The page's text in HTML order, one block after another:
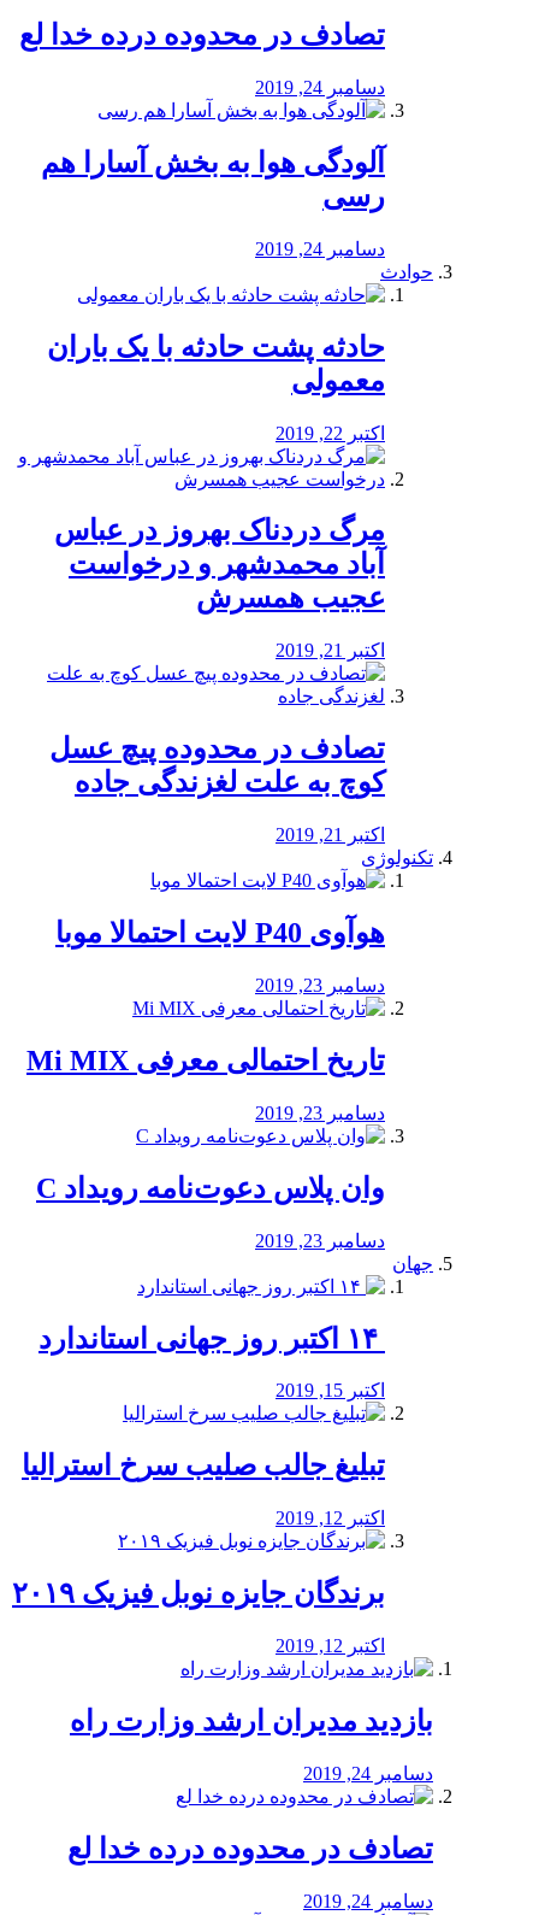
تصادف در محدوده درده خدا لع
دسامبر 24, 2019
آلودگی هوا به بخش آسارا هم
رسی
دسامبر 24, 2019
حوادث
️حادثه پشت حادثه با یک باران
معمولی
اکتبر 22, 2019
مرگ دردناک بهروز در عباس
آباد محمدشهر و درخواست
عجیب همسرش
اکتبر 21, 2019
تصادف در محدوده پیچ عسل
کوچ به علت لغزندگی جاده
اکتبر 21, 2019
تکنولوژی
هوآوی P40 لایت احتمالا موبا
دسامبر 23, 2019
تاریخ احتمالی معرفی Mi MIX
دسامبر 23, 2019
وان پلاس دعوت‌نامه رویداد C
دسامبر 23, 2019
جهان
اکتبر 15, 2019
تبلیغ جالب صلیب سرخ استرالیا
اکتبر 12, 2019
برندگان جایزه نوبل فیزیک ۲۰۱۹
اکتبر 12, 2019
بازدید مدیران ارشد وزارت راه
دسامبر 24, 2019
تصادف در محدوده درده خدا لع
دسامبر 24, 2019